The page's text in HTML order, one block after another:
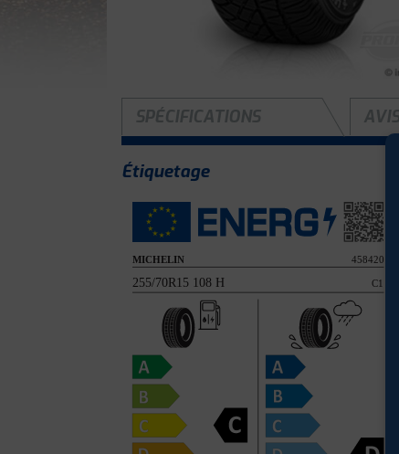
SPÉCIFICATIONS
Étiquetage